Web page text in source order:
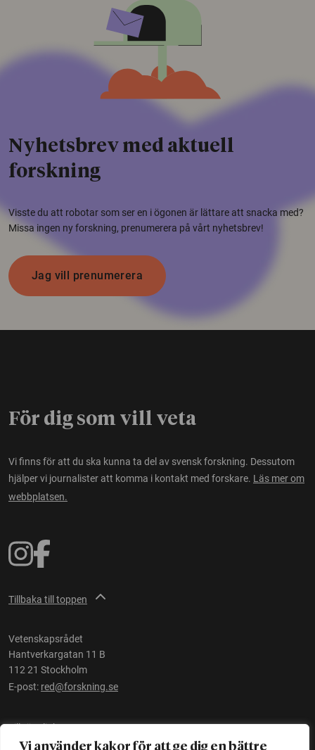
Vi använder kakor för att ge dig en bättre
Nyhetsbrev med aktuell
forskning
Visste du att robotar som ser en i ögonen är lättare att snacka med?
Missa ingen ny forskning, prenumerera på vårt nyhetsbrev!
Jag vill prenumerera
För dig som vill veta
Vi finns för att du ska kunna ta del av svensk forskning. Dessutom
hjälper vi journalister att komma i kontakt med forskare. Läs mer om
webbplatsen.
Tillbaka till toppen
Vetenskapsrådet
Hantverkargatan 11 B
112 21 Stockholm
E-post: red@forskning.se
Tillgänglighet